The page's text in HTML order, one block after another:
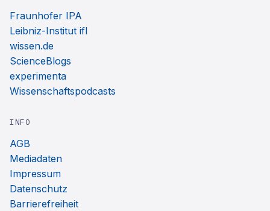
Fraunhofer IPA
Leibniz-Institut ifl
wissen.de
ScienceBlogs
experimenta
Wissenschaftspodcasts
INFO
AGB
Mediadaten
Impressum
Datenschutz
Barrierefreiheit